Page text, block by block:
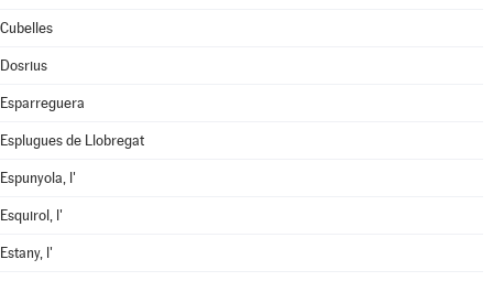
Cubelles
Dosrius
Esparreguera
Esplugues de Llobregat
Espunyola, l'
Esquirol, l'
Estany, l'